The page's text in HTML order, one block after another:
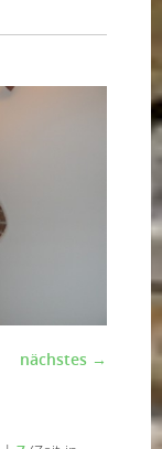
nächstes →